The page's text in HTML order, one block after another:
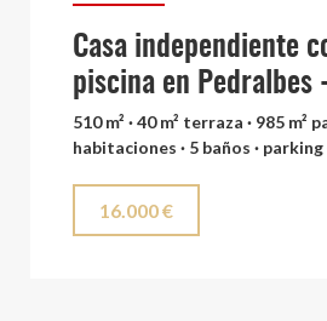
Casa independiente
piscina en Pedralbes
510 m² · 40 m² terraza · 985 m²
habitaciones · 5 baños · parking
16.000 €